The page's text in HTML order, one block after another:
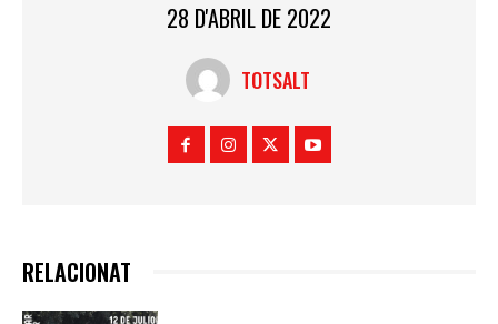
28 D'ABRIL DE 2022
TOTSALT
RELACIONAT